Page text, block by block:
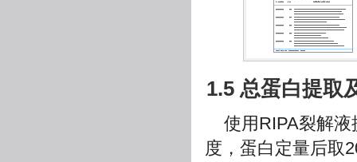
1.5 总蛋白提取
使用RIPA裂解
度，蛋白定量后取